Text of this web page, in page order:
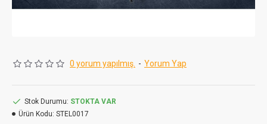
0 yorum yapılmış. - Yorum Yap
Stok Durumu: STOKTA VAR
Ürün Kodu: STEL0017